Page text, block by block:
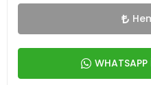
WHATSAPP